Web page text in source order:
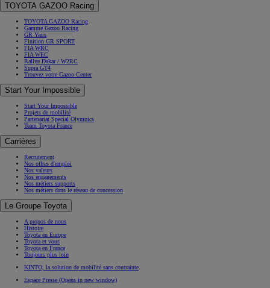
TOYOTA GAZOO Racing
TOYOTA GAZOO Racing
Gamme Gazoo Racing
GR Yaris
Finition GR SPORT
FIA WRC
FIA WEC
Rallye Dakar / W2RC
Supra GT4
Trouvez votre Gazoo Center
Start Your Impossible
Start Your Impossible
Projets de mobilité
Partenariat Special Olympics
Team Toyota France
Carrières
Recrutement
Nos offres d'emploi
Nos valeurs
Nos engagements
Nos métiers supports
Nos métiers dans le réseau de concession
Le Groupe Toyota
A propos de nous
Histoire
Toyota en Europe
Toyota et vous
Toyota en France
Toujours plus loin
KINTO, la solution de mobilité sans contrainte
Espace Presse (Opens in new window)